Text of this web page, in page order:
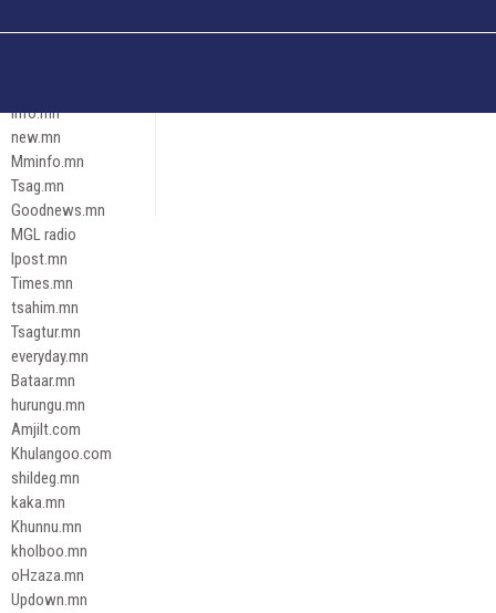
Эрх зүй
info.mn
new.mn
Mminfo.mn
Tsag.mn
Goodnews.mn
MGL radio
Ipost.mn
Times.mn
tsahim.mn
Tsagtur.mn
everyday.mn
Bataar.mn
hurungu.mn
Amjilt.com
Khulangoo.com
shildeg.mn
kaka.mn
Khunnu.mn
kholboo.mn
oHzaza.mn
Updown.mn